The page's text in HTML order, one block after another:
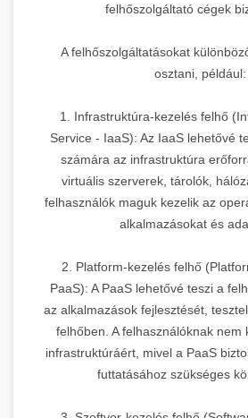
felhőszolgáltató cégek
A felhőszolgáltatásokat
osztani, például:
1. Infrastruktúra-kezelés felhő
Service - IaaS): Az IaaS lehetővé
számára az infrastruktúra
virtuális szerverek, tárolók,
felhasználók maguk kezelik az
alkalmazásokat és
2. Platform-kezelés felhő
PaaS): A PaaS lehetővé teszi a
az alkalmazások fejlesztését,
felhőben. A felhasználóknak nem
infrastruktúráért, mivel a PaaS
futtatásához szükséges